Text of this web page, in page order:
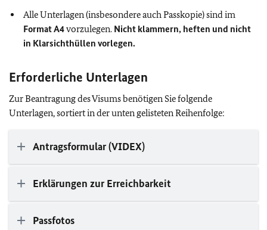
Alle Unterlagen (insbesondere auch Passkopie) sind im
Format A4vorzulegen. Nicht klammern, heften und nicht
in Klarsichthüllen vorlegen.
Erforderliche Unterlagen
Zur Beantragung des Visums benötigen Sie folgende
Unterlagen,sortiert in der unten gelisteten Reihenfolge:
Antragsformular (VIDEX)
Erklärungen zur Erreichbarkeit
Passfotos